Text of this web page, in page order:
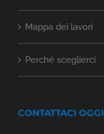
Mappa dei lavori
Perché sceglierci
CONTATTACI OGGI